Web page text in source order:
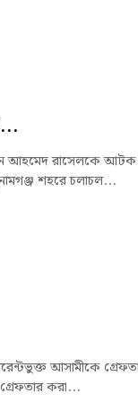
আহমেদ রাসেলকে আটক
শহরে চলাচল...
আসামীকে
করা...